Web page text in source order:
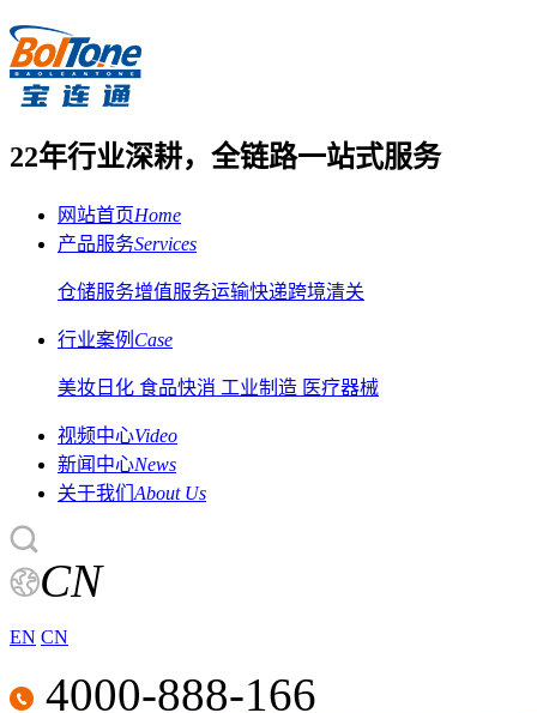
22年行业深耕，全链路一站式服务
网站首页Home
产品服务Services
仓储服务增值服务运输快递跨境清关
行业案例 Case
美妆日化 食品快消 工业制造 医疗器械
视频中心Video
新闻中心News
关于我们 About Us
CN
EN CN
4000-888-166